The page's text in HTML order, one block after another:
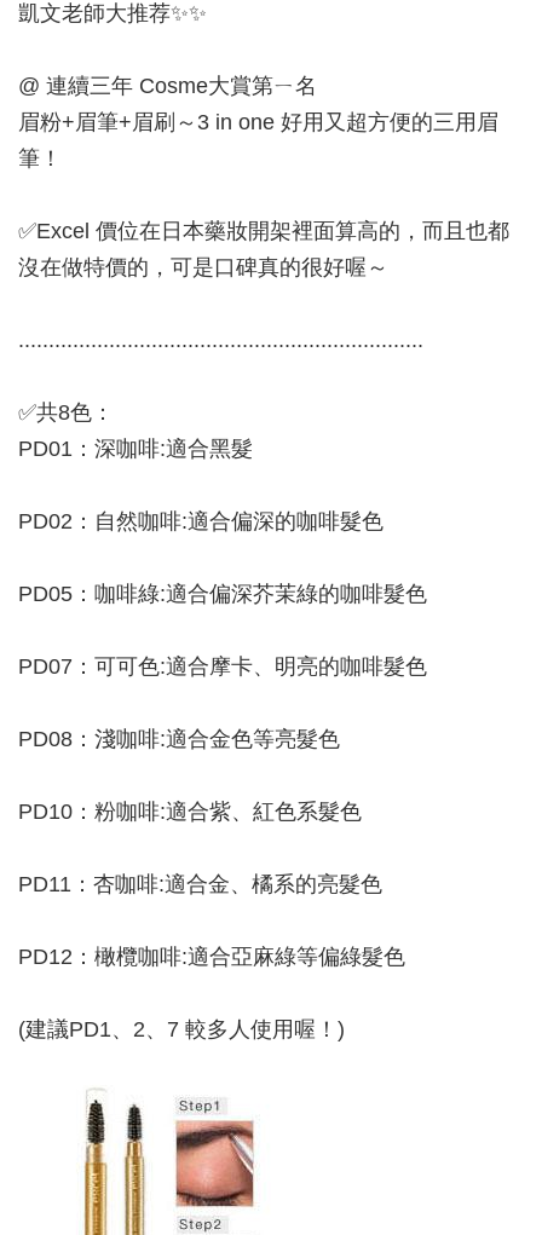
凱文老師大推荐✨✨
@ 連續三年 Cosme大賞第ㄧ名
眉粉+眉筆+眉刷～3 in one 好用又超方便的三用眉
筆！
✅Excel 價位在日本藥妝開架裡面算高的，而且也都
沒在做特價的，可是口碑真的很好喔～
...................................................................
✅共8色：
PD01：深咖啡:適合黑髮
PD02：自然咖啡:適合偏深的咖啡髮色
PD05：咖啡綠:適合偏深芥茉綠的咖啡髮色
PD07：可可色:適合摩卡、明亮的咖啡髮色
PD08：淺咖啡:適合金色等亮髮色
PD10：粉咖啡:適合紫、紅色系髮色
PD11：杏咖啡:適合金、橘系的亮髮色
PD12：橄欖咖啡:適合亞麻綠等偏綠髮色
(建議PD1、2、7 較多人使用喔！)